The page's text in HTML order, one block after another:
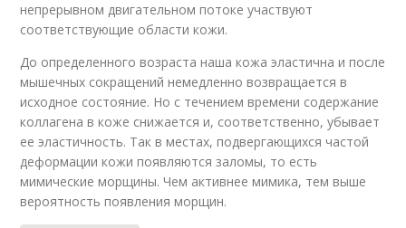
непрерывном двигательном потоке участвуют
соответствующие области кожи.
До определенного возраста наша кожа эластична и после
мышечных сокращений немедленно возвращается в
исходное состояние. Но с течением времени содержание
коллагена в коже снижается и, соответственно, убывает
ее эластичность. Так в местах, подвергающихся частой
деформации кожи появляются заломы, то есть
мимические морщины. Чем активнее мимика, тем выше
вероятность появления морщин.